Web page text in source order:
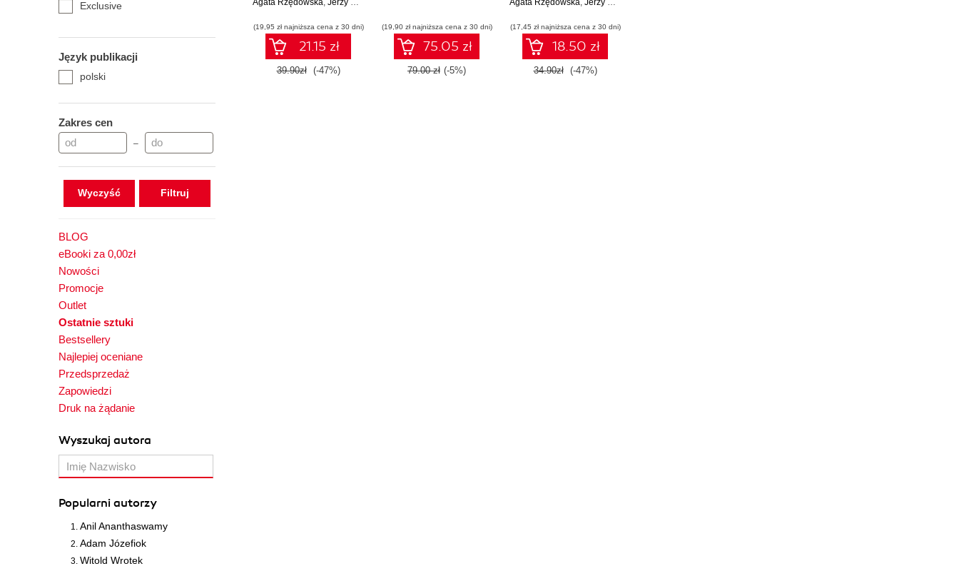
Exclusive
Język publikacji
polski
Zakres cen
–
Wyczyść
BLOG
eBooki za 0,00zł
Nowości
Promocje
Outlet
Ostatnie sztuki
Bestsellery
Najlepiej oceniane
Przedsprzedaż
Zapowiedzi
Druk na żądanie
Wyszukaj autora
Popularni autorzy
Anil Ananthaswamy
Adam Józefiok
Witold Wrotek
doskonałego. Wydanie
Agata Rzędowska, Jerzy Rzędowski
(19,95 zł najniższa cena z 30 dni)
21.15 zł
39.90zł (-47%)
(19,90 zł najniższa cena z 30 dni)
75.05 zł
79.00 zł (-5%)
doskonałego
Agata Rzędowska, Jerzy Rzędowski
(17,45 zł najniższa cena z 30 dni)
18.50 zł
34.90zł (-47%)